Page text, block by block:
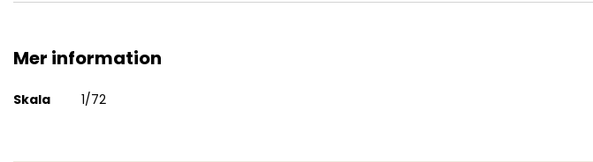
Mer information
Mer
Skala 1/72